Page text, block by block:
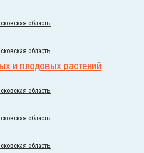
область
область
и плодовых растений
область
область
область